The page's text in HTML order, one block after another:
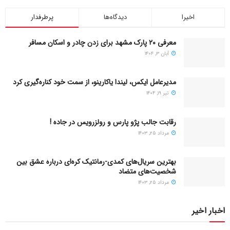
پرطرفدار دیدگاه‌ها اخیرا
معرفی ۲۰ پارک مشهد برای زدن چادر و اسکان مسافر
آبان ۳, ۱۴۰۴
مدیرعامل ایکس، لیندا یاکارینو، از سمت خود کناره‌گیری کرد
تیر ۱۹, ۱۴۰۴
رقابت جالب پژو پارس و رولزرویس در جاده !
مرداد ۲۵, ۱۴۰۳
بهترین سریال‌های کمدی-رمانتیک کره‌ای دربارۀ عشق بین
شخصیت‌های متضاد
مرداد ۲۵, ۱۴۰۳
اخبار اخیر